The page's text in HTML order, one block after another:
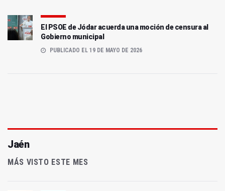
El PSOE de Jódar acuerda una moción de censura al
Gobierno municipal
PUBLICADO EL 19 DE MAYO DE 2026
Jaén
MÁS VISTO ESTE MES